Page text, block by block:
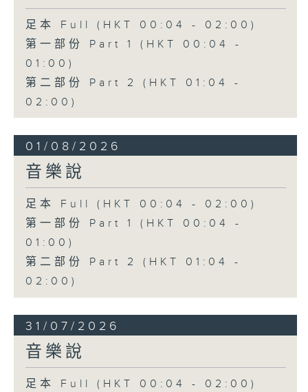
足本 Full (HKT 00:04 - 02:00)
第一部份 Part 1 (HKT 00:04 -
01:00)
第二部份 Part 2 (HKT 01:04 -
02:00)
01/08/2026
音樂說
足本 Full (HKT 00:04 - 02:00)
第一部份 Part 1 (HKT 00:04 -
01:00)
第二部份 Part 2 (HKT 01:04 -
02:00)
31/07/2026
音樂說
足本 Full (HKT 00:04 - 02:00)